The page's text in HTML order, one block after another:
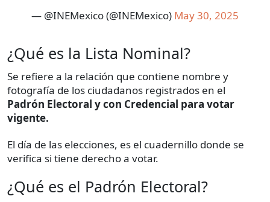
— @INEMexico (@INEMexico) May 30, 2025
¿Qué es la Lista Nominal?
Se refiere a la relación que contiene nombre y
fotografía de los ciudadanos registrados en el
Padrón Electoral y con Credencial para votar
vigente.
El día de las elecciones, es el cuadernillo donde se
verifica si tiene derecho a votar.
¿Qué es el Padrón Electoral?